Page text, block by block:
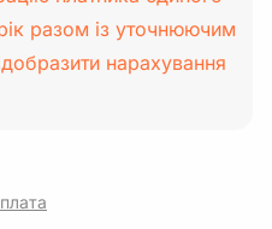
разом із уточнюючим
нарахування